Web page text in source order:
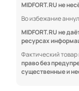
MIDFORT.RU не
Во избежание
MIDFORT.RU не
ресурсах
Фактический товар
право без
существенные и